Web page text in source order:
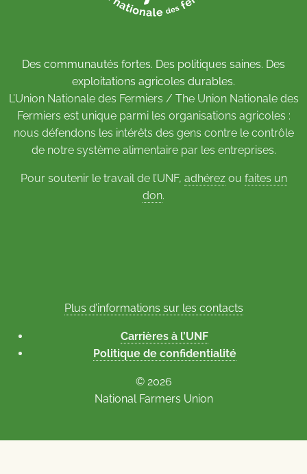
Des communautés fortes. Des politiques saines. Des
exploitations agricoles durables.
L’Union Nationale des Fermiers / The Union Nationale des
Fermiers est unique parmi les organisations agricoles :
nous défendons les intérêts des gens contre le contrôle
de notre système alimentaire par les entreprises.
Pour soutenir le travail de l’UNF, adhérezou faites un
don.
Plus d’informations sur les contacts
Carrières à l’UNF
Politique de confidentialité
© 2026
National Farmers Union